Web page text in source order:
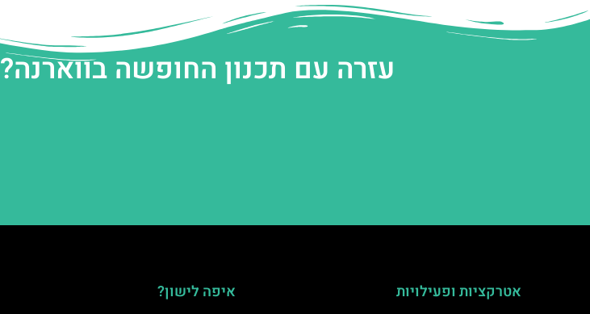
עזרה עם תכנון החופשה בווארנה?
אטרקציות ופעילויות
איפה לישון?